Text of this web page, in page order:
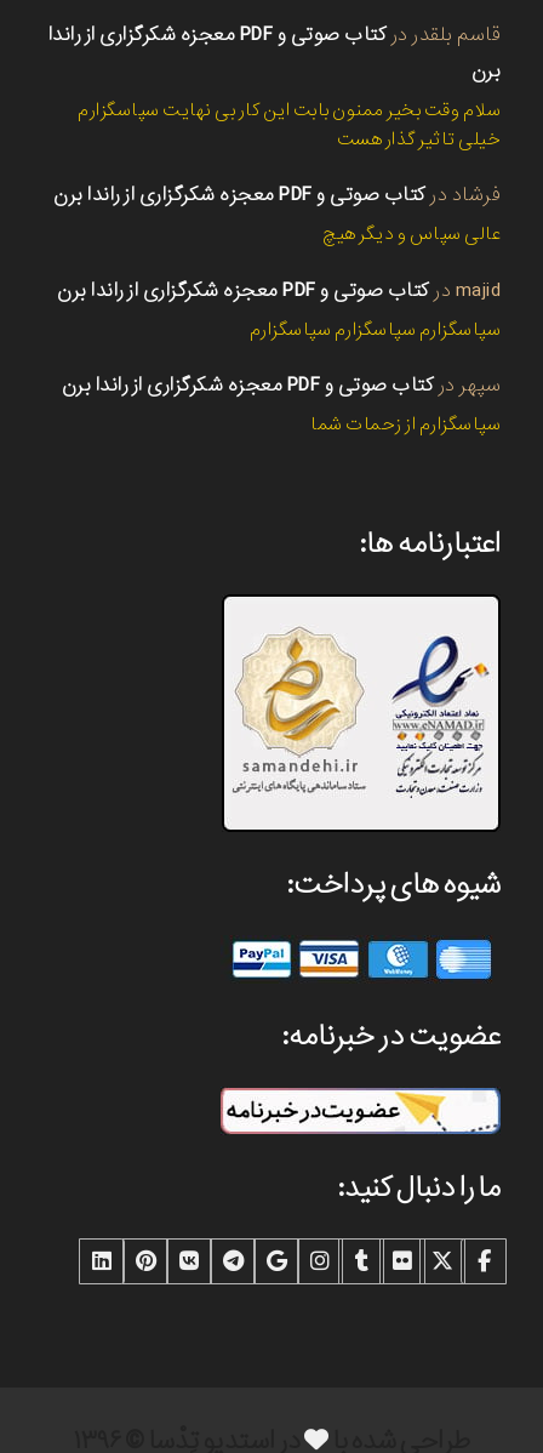
قاسم بلقدر در
کتاب صوتی و PDF معجزه شکرگزاری از راندا
برن
سلام وقت بخیر ممنون بابت این کار بی نهایت سپاسگزارم
خیلی تاثیر گذار هست
فرشاد درکتاب صوتی و PDF معجزه شکرگزاری از راندا برن
عالی سپاس و دیگر هیچ
majid درکتاب صوتی و PDF معجزه شکرگزاری از راندا برن
سپاسگزارم سپاسگزارم سپاسگزارم
سپهر درکتاب صوتی و PDF معجزه شکرگزاری از راندا برن
سپاسگزارم از زحمات شما
اعتبارنامه ها:
شیوه های پرداخت:
عضویت در خبرنامه:
ما را دنبال کنید:
طراحی شده با